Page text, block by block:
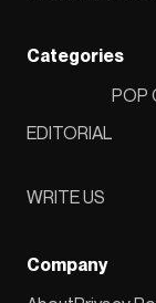
Categories
EDITORIAL
POP
WRITE US
Company